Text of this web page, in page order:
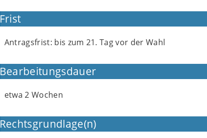
Frist
Antragsfrist: bis zum 21. Tag vor der Wahl
Bearbeitungsdauer
etwa 2 Wochen
Rechtsgrundlage(n)